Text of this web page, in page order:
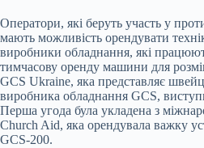
Оператори, які беруть участь у
мають можливість орендувати
виробники обладнання, які
тимчасову оренду машини для
GCS Ukraine, яка представляє
виробника обладнання GCS,
Перша угода була укладена з
Church Aid, яка орендувала важку
GCS-200.